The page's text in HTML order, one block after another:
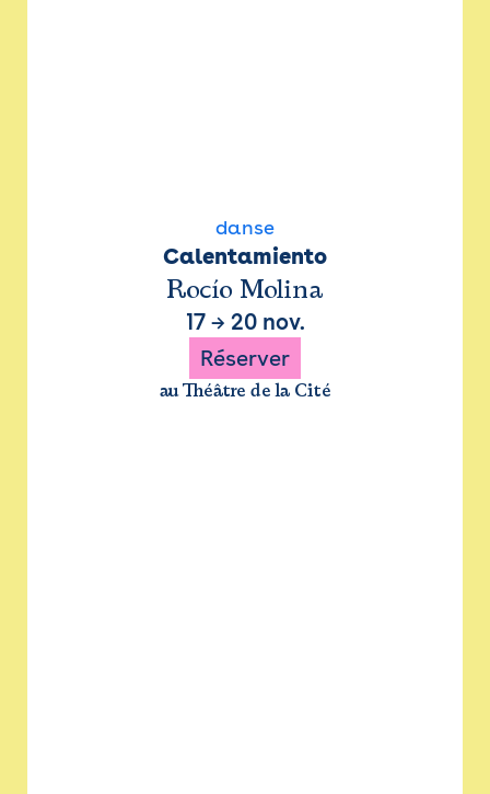
danse
Calentamiento
Rocío Molina
17→ 20 nov.
Réserver
au Théâtre de la Cité